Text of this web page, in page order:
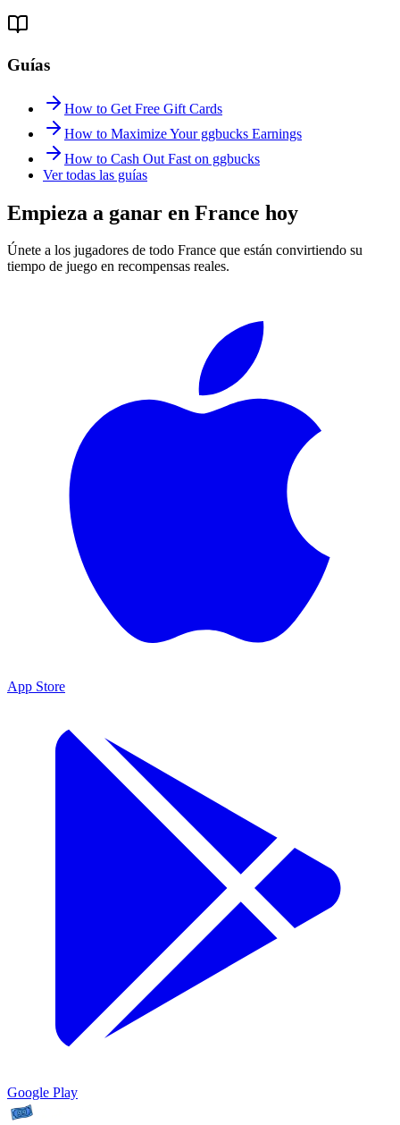
Guías
How to Get Free Gift Cards
How to Maximize Your ggbucks Earnings
How to Cash Out Fast on ggbucks
Ver todas las guías
Empieza a ganar en France hoy
Únete a los jugadores de todo France que están convirtiendo su
tiempo de juego en recompensas reales.
App Store
Google Play